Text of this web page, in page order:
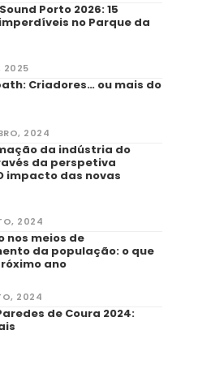
Porto 2026: 15
no Parque da
2025
Criadores… ou mais do
2024
da indústria do
da perspetiva
impacto das novas
2024
nos meios de
da população: o que
ano
2024
de Coura 2024: